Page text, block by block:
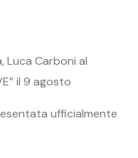
Luca Carboni al
il 9 agosto
ufficialmente